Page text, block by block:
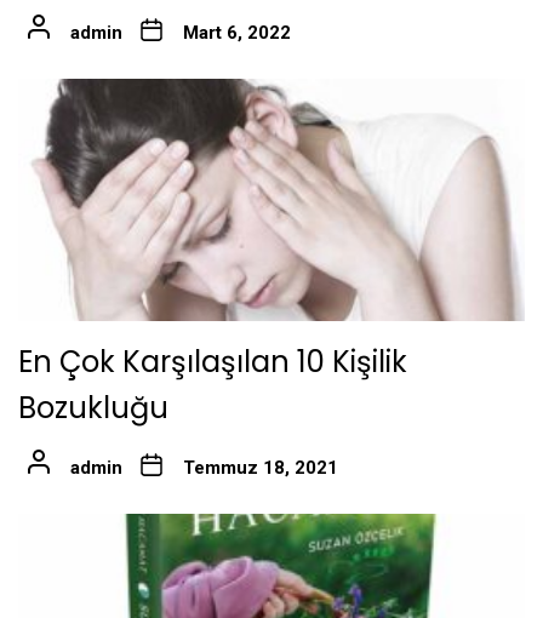
admin Mart 6, 2022
En Çok Karşılaşılan 10 Kişilik
Bozukluğu
admin Temmuz 18, 2021